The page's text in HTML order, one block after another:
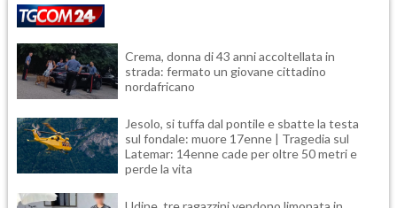
Crema, donna di 43 anni accoltellata in
strada: fermato un giovane cittadino
nordafricano
Jesolo, si tuffa dal pontile e sbatte la testa
sul fondale: muore 17enne | Tragedia sul
Latemar: 14enne cade per oltre 50 metri e
perde la vita